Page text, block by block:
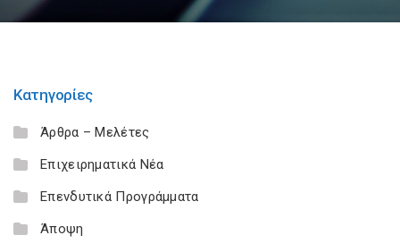
Κατηγορίες
Άρθρα – Μελέτες
Επιχειρηματικά Νέα
Επενδυτικά Προγράμματα
Άποψη